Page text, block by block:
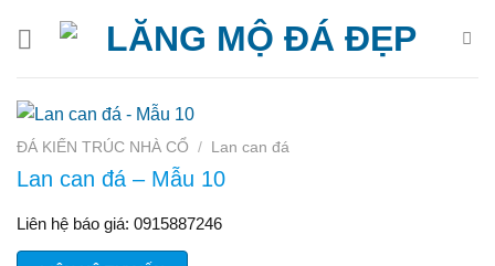
ĐÁ KIẾN TRÚC NHÀ CỔ / Lan can đá
Lan can đá – Mẫu 10
Liên hệ báo giá: 0915887246